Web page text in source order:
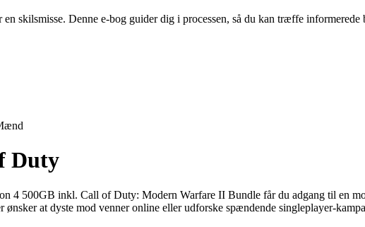
skilsmisse. Denne e-bog guider dig i processen, så du kan træffe
Duty
4 500GB inkl. Call of Duty: Modern Warfare II Bundle får du adgang til en
at dyste mod venner online eller udforske spændende singleplayer-